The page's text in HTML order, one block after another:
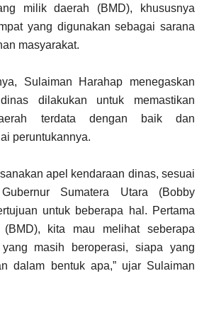
milik daerah (BMD), khususnya
yang digunakan sebagai sarana
masyarakat.
Sulaiman Harahap menegaskan
dilakukan untuk memastikan
terdata dengan baik dan
peruntukannya.
apel kendaraan dinas, sesuai
Sumatera Utara (Bobby
untuk beberapa hal. Pertama
kita mau melihat seberapa
masih beroperasi, siapa yang
dalam bentuk apa,” ujar Sulaiman